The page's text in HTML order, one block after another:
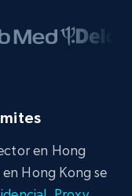
en Hong
Hong Kong se